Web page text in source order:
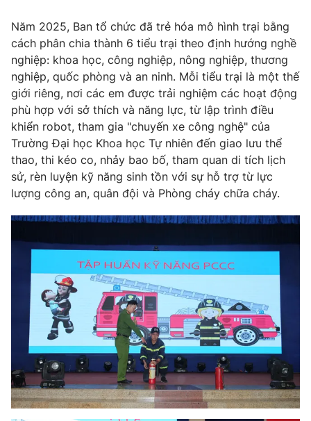
Năm 2025, Ban tổ chức đã trẻ hóa mô hình trại bằng
cách phân chia thành 6 tiểu trại theo định hướng nghề
nghiệp: khoa học, công nghiệp, nông nghiệp, thương
nghiệp, quốc phòng và an ninh. Mỗi tiểu trại là một thế
giới riêng, nơi các em được trải nghiệm các hoạt động
phù hợp với sở thích và năng lực, từ lập trình điều
khiển robot, tham gia "chuyến xe công nghệ" của
Trường Đại học Khoa học Tự nhiên đến giao lưu thể
thao, thi kéo co, nhảy bao bố, tham quan di tích lịch
sử, rèn luyện kỹ năng sinh tồn với sự hỗ trợ từ lực
lượng công an, quân đội và Phòng cháy chữa cháy.